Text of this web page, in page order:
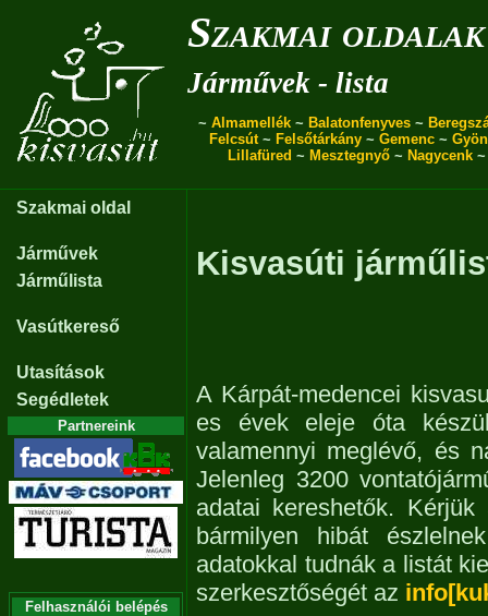
Szakmai oldalak
Járművek - lista
~ Almamellék ~ Balatonfenyves ~
Felcsút~ Felsőtárkány ~ Gemenc ~
Lillafüred ~ Mesztegnyő~ Nagycenk
Szakmai oldal
Járművek
Járműlista
Vasútkereső
Utasítások
Segédletek
Partnereink
Felhasználói belépés
Kisvasúti
A Kárpát-medencei
es évek eleje óta
valamennyi meglévő, és
Jelenleg 3200
adatai kereshetők.
bármilyen hibát
adatokkal tudnák a listát
szerkesztőségét az